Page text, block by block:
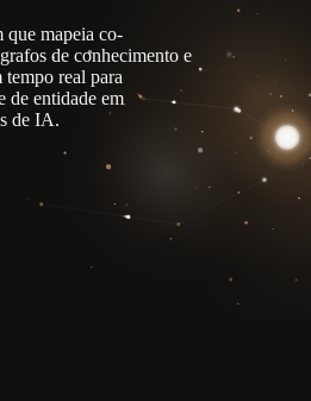
que mapeia co-
de conhecimento e
tempo real para
de entidade em
de IA.